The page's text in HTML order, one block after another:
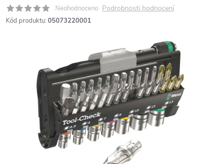
Neohodnoceno Podrobnosti hodnocení
Kód produktu: 05073220001